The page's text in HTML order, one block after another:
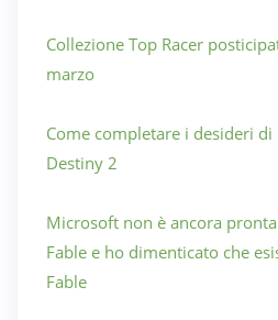
Collezione Top Racer
marzo
Come completare i desideri di
Destiny 2
Microsoft non è ancora
Fable e ho dimenticato che
Fable